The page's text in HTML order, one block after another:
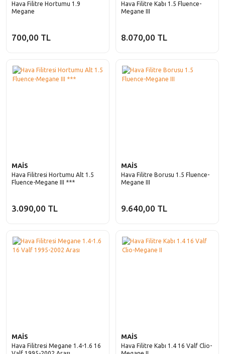
Hava Filitre Hortumu 1.9
Megane
700,00 TL
Hava Filitre Kabı 1.5 Fluence-
Megane III
8.070,00 TL
MAİS
Hava Filitresi Hortumu Alt 1.5
Fluence-Megane III ***
3.090,00 TL
MAİS
Hava Filitre Borusu 1.5 Fluence-
Megane III
9.640,00 TL
MAİS
Hava Filitresi Megane 1.4-1.6 16
MAİS
Hava Filitre Kabı 1.4 16 Valf Clio-